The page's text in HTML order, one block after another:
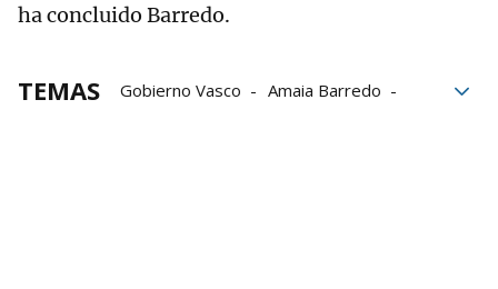
ha concluido Barredo.
TEMAS Gobierno Vasco
Amaia Barredo